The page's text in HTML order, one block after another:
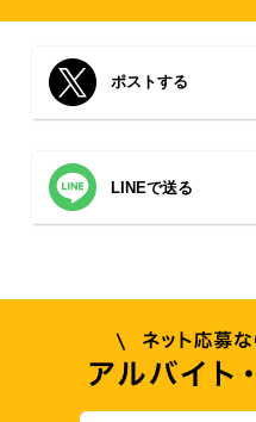
ポストする
LINEで送る